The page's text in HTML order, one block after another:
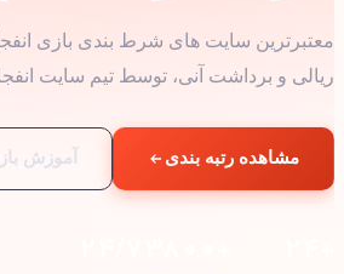
معتبرترین سایت های شرط بندی بازی
ریالی و برداشت آنی، توسط تیم سایت
مشاهده رتبه بندی آموزش